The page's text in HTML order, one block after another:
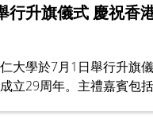
行升旗儀式 慶祝香
大學於7月1日舉行升旗
立29周年。主禮嘉賓包